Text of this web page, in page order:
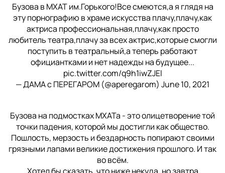
Бузова в МХАТ им.Горького!Все смеются,а я глядя на
эту порнографию в храме искусства плачу,плачу,как
актриса профессиональная,плачу,как просто
любитель театра,плачу за всех актрис,которые смогли
поступить в театральный,а теперь работают
официантками и нет надежды на будущее...
pic.twitter.com/q9h1iwZJEl
— ДАМА с ПЕРЕГАРОМ (@aperegarom) June 10, 2021
Бузова на подмостках МХАТа - это олицетворение той
точки падения, которой мы достигли как общество.
Пошлость, мерзость и бездарность попирают своими
грязными лапами великие достижения прошлого. И так
во всём.